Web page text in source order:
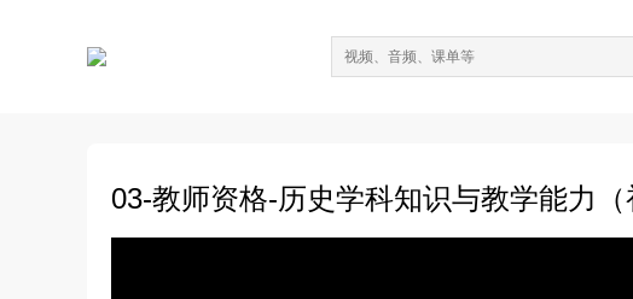
03-教师资格-历史学科知识与教学能力（